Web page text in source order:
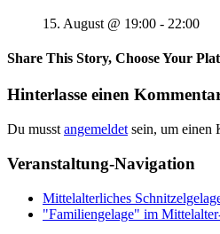
15. August @ 19:00 - 22:00
Share This Story, Choose Your
Hinterlasse einen
Du musst angemeldet sein, um einen
Veranstaltung-Navigation
Mittelalterliches
"Familiengelage" im